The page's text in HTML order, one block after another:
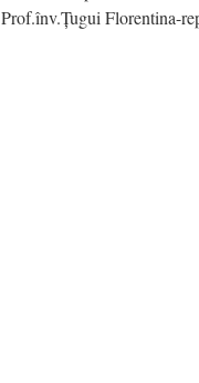
Prof.înv.Țugui Florentina-